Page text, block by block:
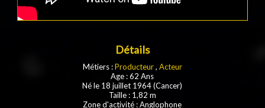
Détails
Métiers :Producteur, Acteur
Age : 62 Ans
Né le 18 juillet 1964 (Cancer)
Taille : 1,82 m
Zone d'activité : Anglophone